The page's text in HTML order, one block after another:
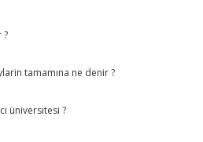
?
tamamına ne denir ?
üniversitesi ?